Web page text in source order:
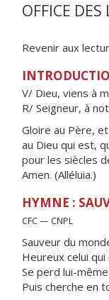
OFFICE DES
Revenir aux
V/ Dieu, viens à
R/ Seigneur, à
Gloire au Père,
au Dieu qui est,
pour les siècles
Amen. (Alléluia.)
HYMNE :
CFC — CNPL
Sauveur du
Heureux celui
Se perd lui-
Puis cherche en